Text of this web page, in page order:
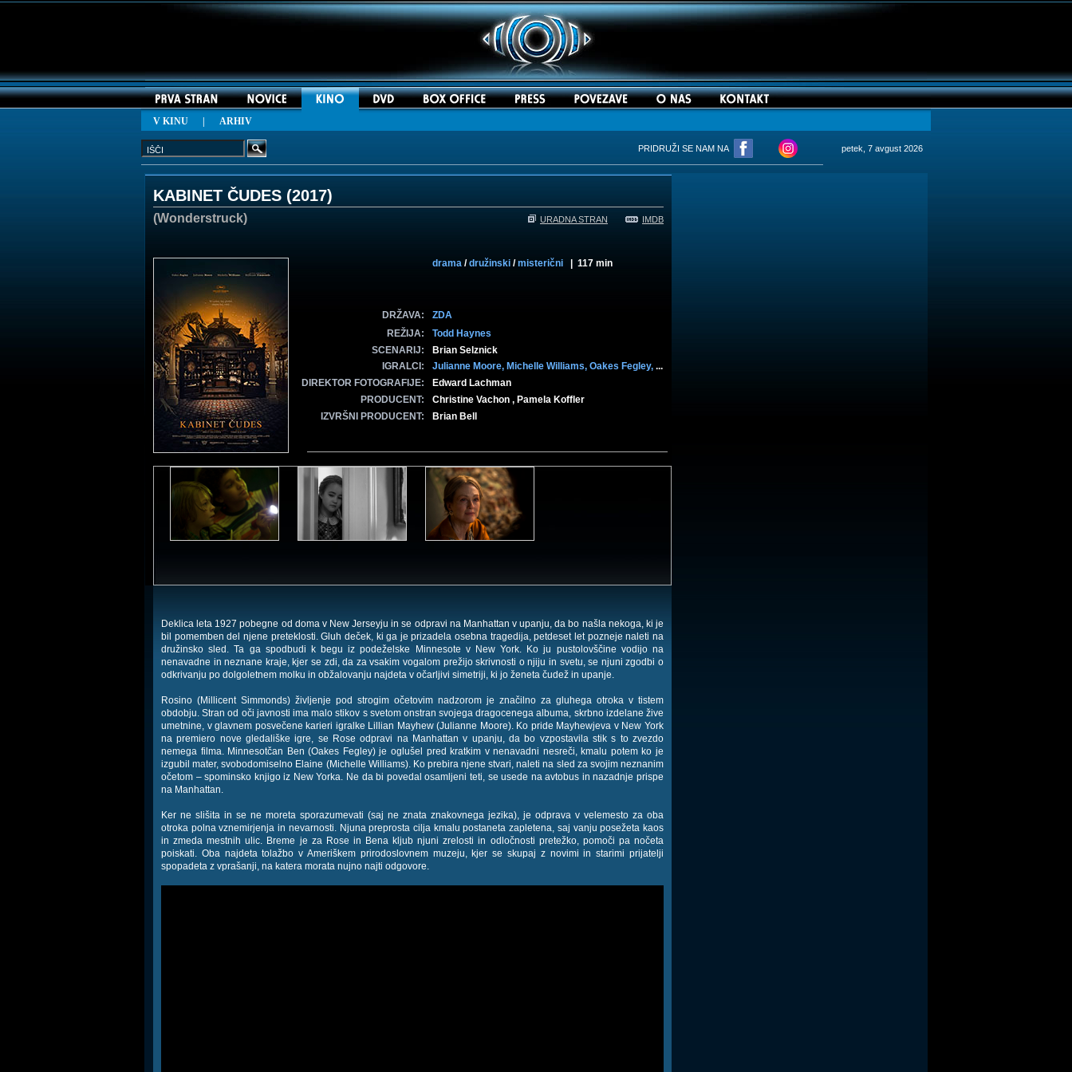
V KINU ARHIV
PRIDRUŽI SE NAM NA petek, 7 avgust 2026
KABINET ČUDES (2017)
(Wonderstruck) URADNA STRAN IMDB
drama /družinski /misterični | 117 min
DRŽAVA:
ZDA
REŽIJA:
Todd Haynes
SCENARIJ:
Brian Selznick
IGRALCI:
Julianne Moore, Michelle Williams, Oakes Fegley, ...
DIREKTOR FOTOGRAFIJE:
Edward Lachman
PRODUCENT:
Christine Vachon , Pamela Koffler
IZVRŠNI PRODUCENT:
Brian Bell
Deklica leta 1927 pobegne od doma v New Jerseyju in se odpravi na Manhattan v upanju, da bo našla nekoga, ki je
bil pomemben del njene preteklosti. Gluh deček, ki ga je prizadela osebna tragedija, petdeset let pozneje naleti na
družinsko sled. Ta ga spodbudi k begu iz podeželske Minnesote v New York. Ko ju pustolovščine vodijo na
nenavadne in neznane kraje, kjer se zdi, da za vsakim vogalom prežijo skrivnosti o njiju in svetu, se njuni zgodbi o
odkrivanju po dolgoletnem molku in obžalovanju najdeta v očarljivi simetriji, ki jo ženeta čudež in upanje.
Rosino (Millicent Simmonds) življenje pod strogim očetovim nadzorom je značilno za gluhega otroka v tistem
obdobju. Stran od oči javnosti ima malo stikov s svetom onstran svojega dragocenega albuma, skrbno izdelane žive
umetnine, v glavnem posvečene karieri igralke Lillian Mayhew (Julianne Moore). Ko pride Mayhewjeva v New York
na premiero nove gledališke igre, se Rose odpravi na Manhattan v upanju, da bo vzpostavila stik s to zvezdo
nemega filma. Minnesotčan Ben (Oakes Fegley) je oglušel pred kratkim v nenavadni nesreči, kmalu potem ko je
izgubil mater, svobodomiselno Elaine (Michelle Williams). Ko prebira njene stvari, naleti na sled za svojim neznanim
očetom – spominsko knjigo iz New Yorka. Ne da bi povedal osamljeni teti, se usede na avtobus in nazadnje prispe
na Manhattan.
Ker ne slišita in se ne moreta sporazumevati (saj ne znata znakovnega jezika), je odprava v velemesto za oba
otroka polna vznemirjenja in nevarnosti. Njuna preprosta cilja kmalu postaneta zapletena, saj vanju posežeta kaos
in zmeda mestnih ulic. Breme je za Rose in Bena kljub njuni zrelosti in odločnosti pretežko, pomoči pa nočeta
poiskati. Oba najdeta tolažbo v Ameriškem prirodoslovnem muzeju, kjer se skupaj z novimi in starimi prijatelji
spopadeta z vprašanji, na katera morata nujno najti odgovore.